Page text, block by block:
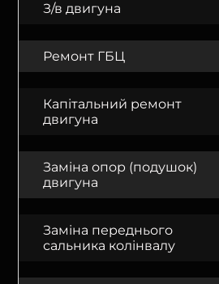
З/в двигуна
Ремонт ГБЦ
Капітальний ремонт
двигуна
Заміна опор (подушок)
двигуна
Заміна переднього
сальника колінвалу